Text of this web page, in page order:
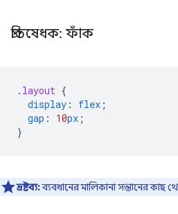
প্রতিষেধক: ফাঁক
. layout {
display : flex ;
gap : 10px ;
}
দ্রষ্টব্য:ব্যবধানের মালিকানা সন্তানের কাছ